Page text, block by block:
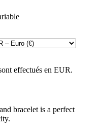
effectués en EUR.
bracelet is a perfect